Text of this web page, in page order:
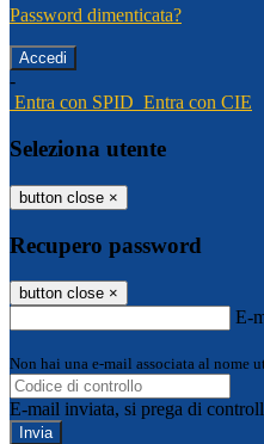
Password dimenticata?
-
Entra con SPID Entra con CIE
Seleziona utente
button close ×
Recupero password
button close ×
E-
Non hai una e-mail associata al nome
E-mail inviata, si prega di